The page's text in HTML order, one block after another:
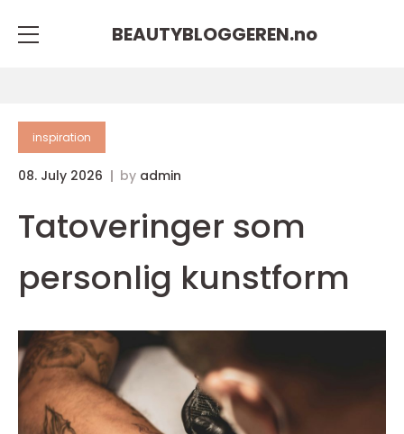
BEAUTYBLOGGEREN.no
inspiration
08. July 2026 by admin
Tatoveringer som
personlig kunstform